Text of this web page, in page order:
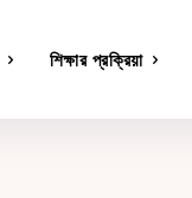
শিক্ষার প্রক্রিয়া